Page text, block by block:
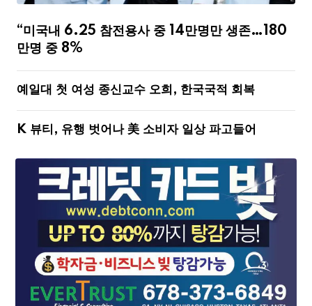
“미국내 6.25 참전용사 중 14만명만 생존…180
만명 중 8%
예일대 첫 여성 종신교수 오희, 한국국적 회복
K 뷰티, 유행 벗어나 美 소비자 일상 파고들어